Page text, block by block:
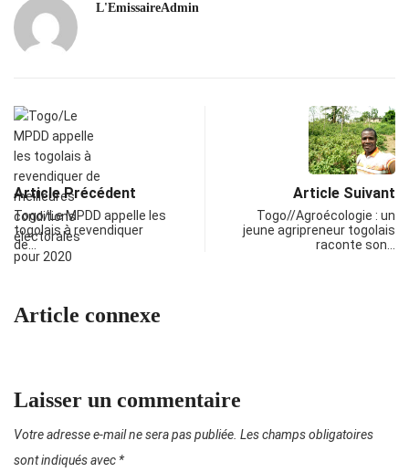
L'EmissaireAdmin
Article Précédent
Togo/Le MPDD appelle les
togolais à revendiquer
de…
Article Suivant
Togo//Agroécologie : un
jeune agripreneur togolais
raconte son…
Article connexe
Laisser un commentaire
Votre adresse e-mail ne sera pas publiée. Les champs obligatoires
sont indiqués avec *